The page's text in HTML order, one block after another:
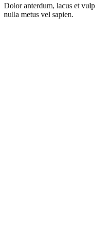
Dolor anterdum, lacus et
nulla metus vel sapien.